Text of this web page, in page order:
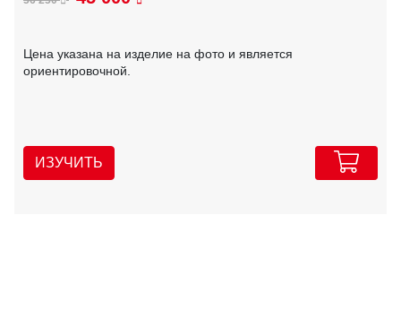
Цена указана на изделие на фото и является
ориентировочной.
ИЗУЧИТЬ